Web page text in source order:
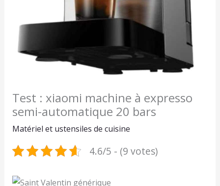
Test : xiaomi machine à expresso
semi-automatique 20 bars
Matériel et ustensiles de cuisine
4.6/5 - (9 votes)